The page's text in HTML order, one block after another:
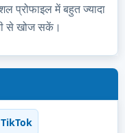
प्रोफाइल में बहुत ज्यादा
से खोज सकें।
TikTok